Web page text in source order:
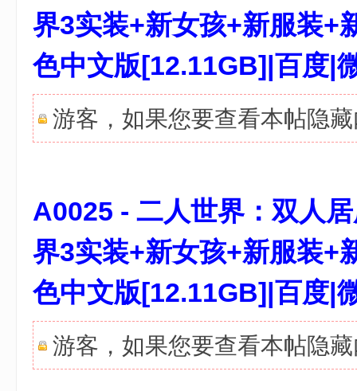
界3实装+新女孩+新服装+
色中文版[12.11GB]|百度|
游客，如果您要查看本帖隐
A0025 - 二人世界：双人
界3实装+新女孩+新服装+
色中文版[12.11GB]|百度|
游客，如果您要查看本帖隐